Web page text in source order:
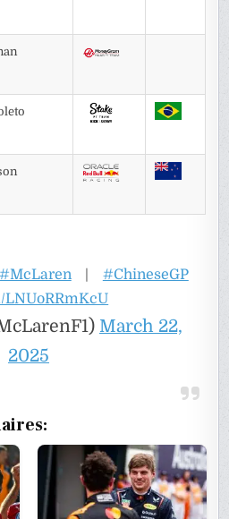
#McLaren| #ChineseGP
March 22,
2025